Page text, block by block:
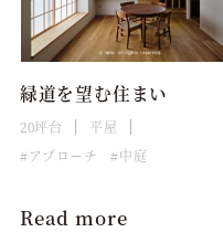
緑道を望む住まい
20坪台
平屋
アプローチ
中庭
Read more